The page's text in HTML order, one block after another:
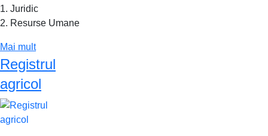
1. Juridic
2. Resurse Umane
Mai mult
Registrul
agricol